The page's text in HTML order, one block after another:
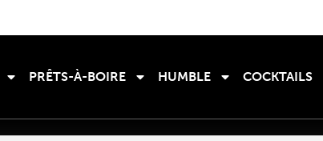
PRÊTS-À-BOIRE HUMBLE COCKTAILS